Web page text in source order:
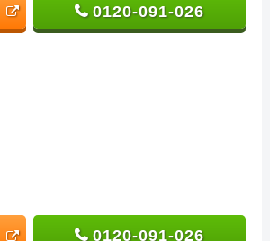
0120-091-026
0120-091-026